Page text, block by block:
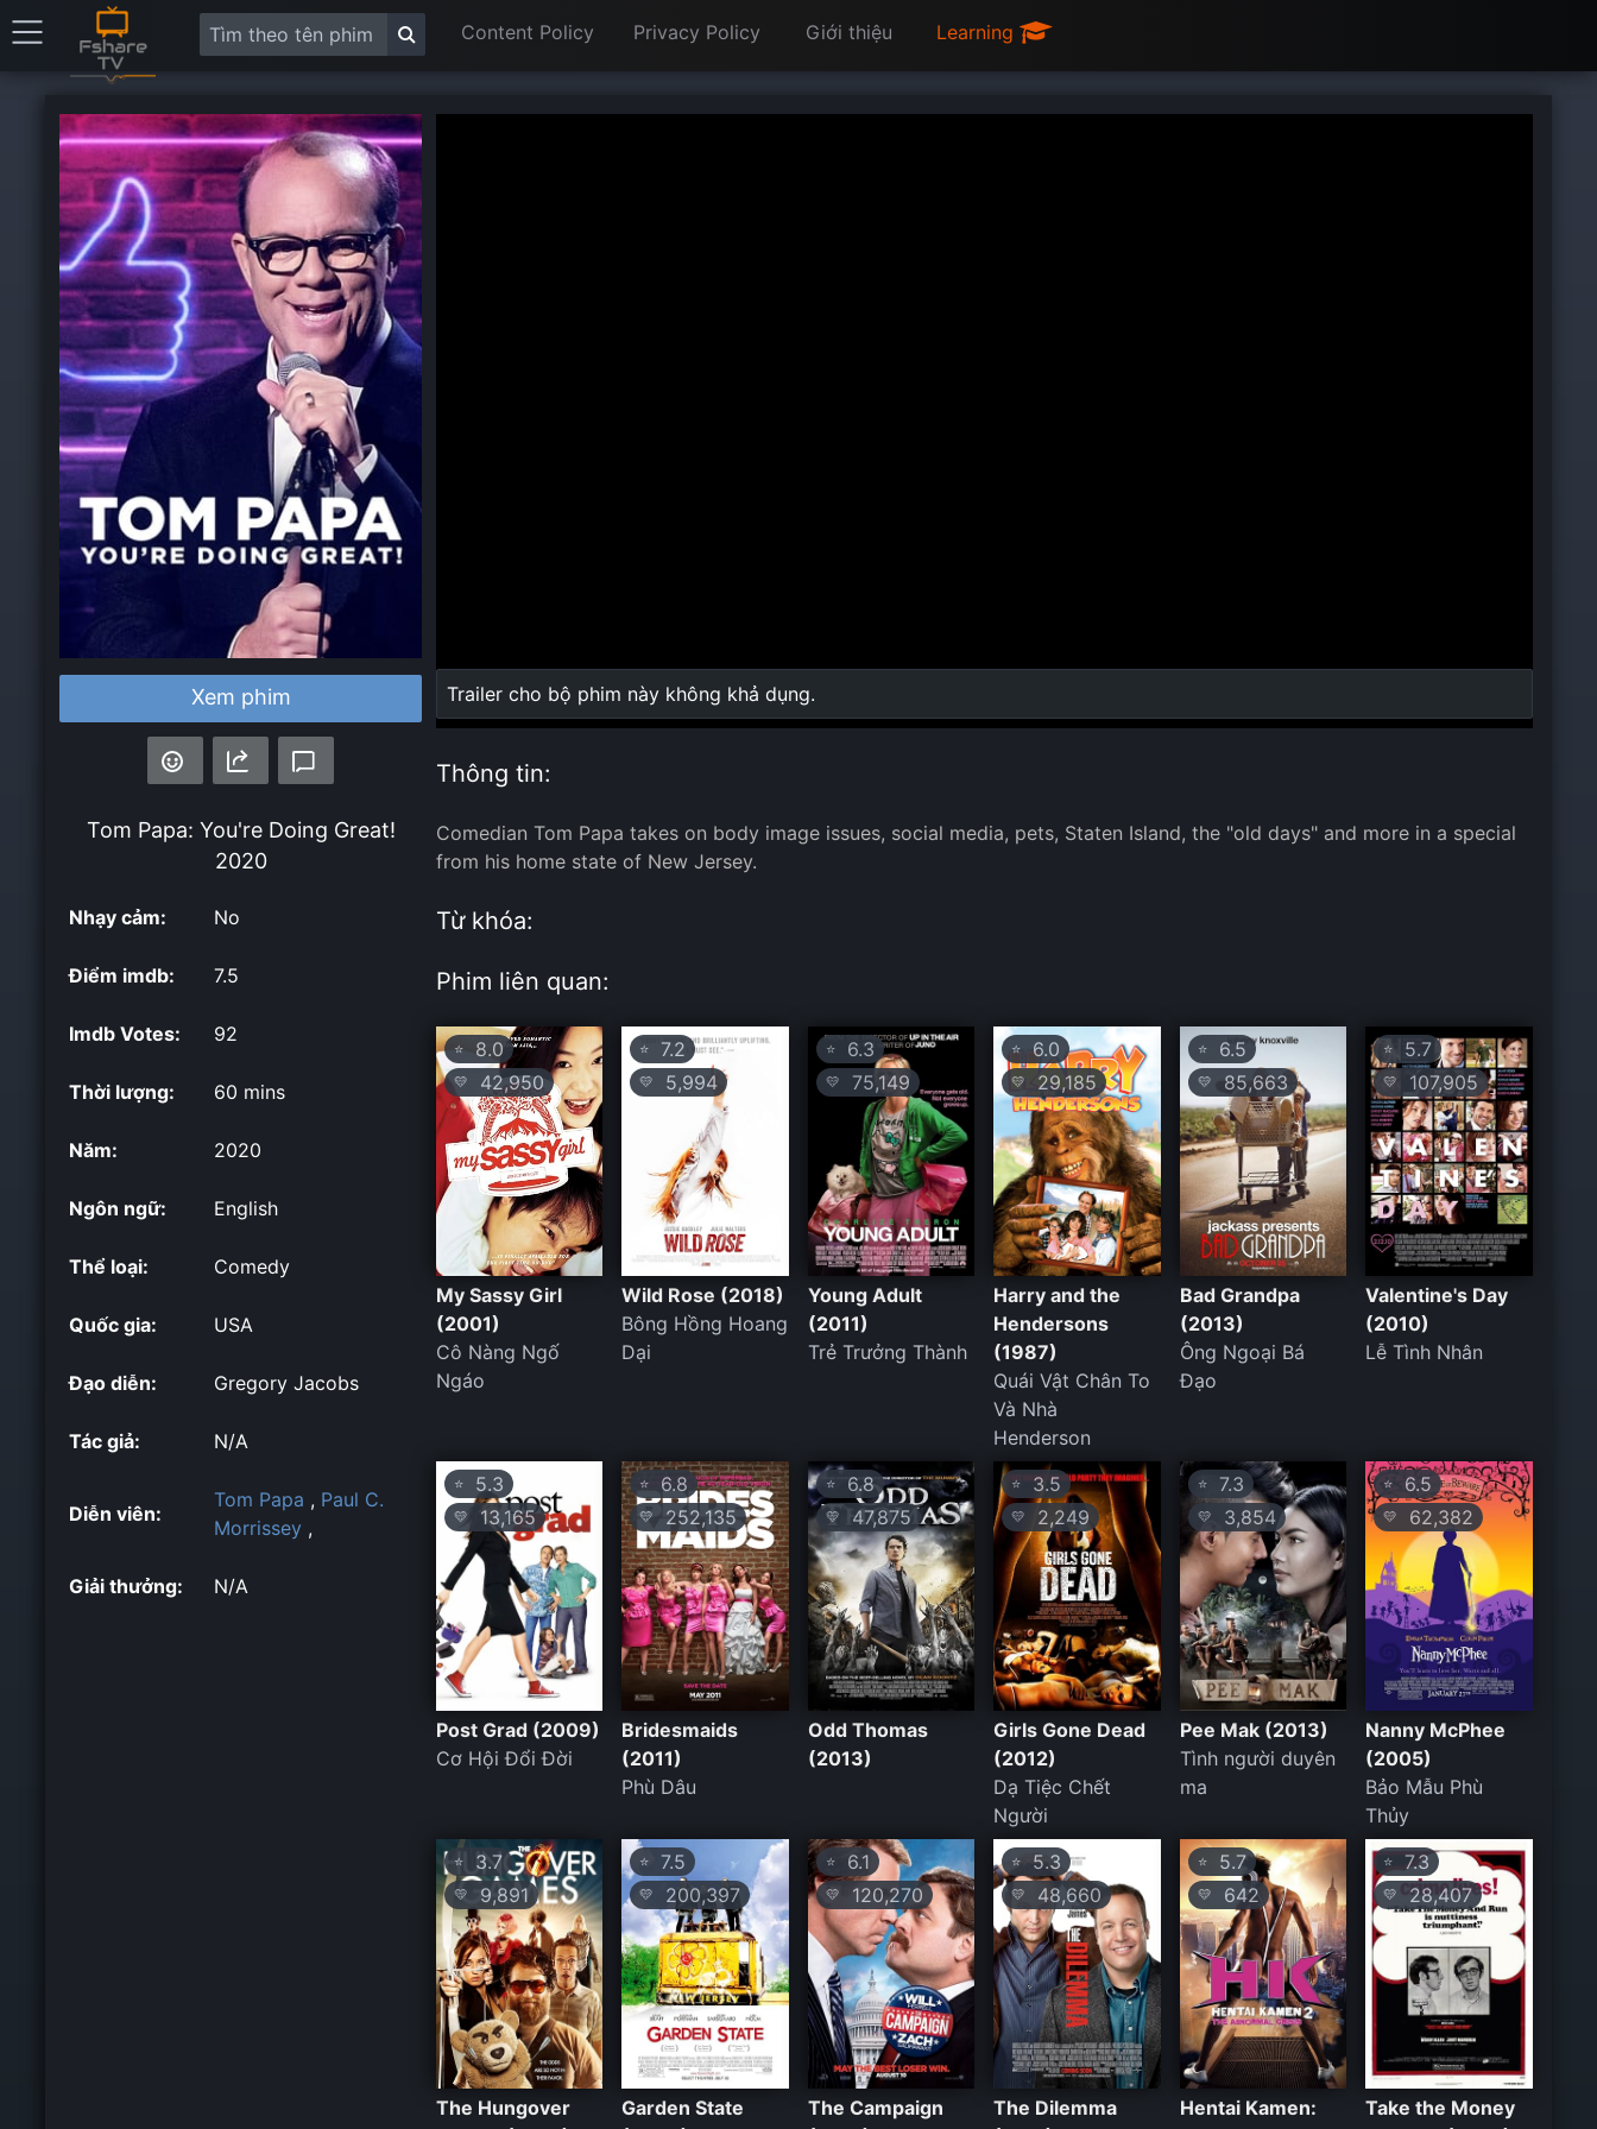
Content Policy Privacy Policy Giới thiệu Learning
Xem phim
Tom Papa: You're Doing Great!
2020
Nhạy cảm: No
Điểm imdb: 7.5
Imdb Votes: 92
Thời lượng: 60 mins
Năm: 2020
Ngôn ngữ: English
Thể loại: Comedy
Quốc gia: USA
Đạo diễn: Gregory Jacobs
Tác giả: N/A
Diễn viên:
Tom Papa , Paul C.
Morrissey ,
Giải thưởng: N/A
0:00 / 0:00
Loaded:
0%
Trailer cho bộ phim này không khả dụng.
Thông tin:
Comedian Tom Papa takes on body image issues, social media, pets, Staten Island, the "old days" and more in a special
from his home state of New Jersey.
Từ khóa:
Phim liên quan:
⭐ 8.0
💛 42,950
My Sassy Girl
(2001)
Cô Nàng Ngố
Ngáo
⭐ 7.2
💛 5,994
Wild Rose (2018)
Bông Hồng Hoang
Dại
⭐6.3
💛 75,149
Young Adult
(2011)
Trẻ Trưởng Thành
⭐ 6.0
💛 29,185
Harry and the
Hendersons
(1987)
Quái Vật Chân To
Và Nhà
Henderson
⭐6.5
💛 85,663
Bad Grandpa
(2013)
Ông Ngoại Bá
Đạo
⭐5.7
💛 107,905
Valentine's Day
(2010)
Lễ Tình Nhân
⭐ 5.3
💛 13,165
Post Grad (2009)
Cơ Hội Đổi Đời
⭐ 6.8
💛 252,135
Bridesmaids
(2011)
Phù Dâu
⭐6.8
💛 47,875
Odd Thomas
(2013)
⭐ 3.5
💛 2,249
Girls Gone Dead
(2012)
Dạ Tiệc Chết
Người
⭐7.3
💛 3,854
Pee Mak (2013)
Tình người duyên
ma
⭐ 6.5
💛 62,382
Nanny McPhee
(2005)
Bảo Mẫu Phù
Thủy
⭐ 3.7
💛 9,891
The Hungover
⭐ 7.5
💛 200,397
Garden State
⭐6.1
💛 120,270
The Campaign
⭐ 5.3
💛 48,660
The Dilemma
⭐5.7
💛 642
Hentai Kamen:
⭐ 7.3
💛 28,407
Take the Money